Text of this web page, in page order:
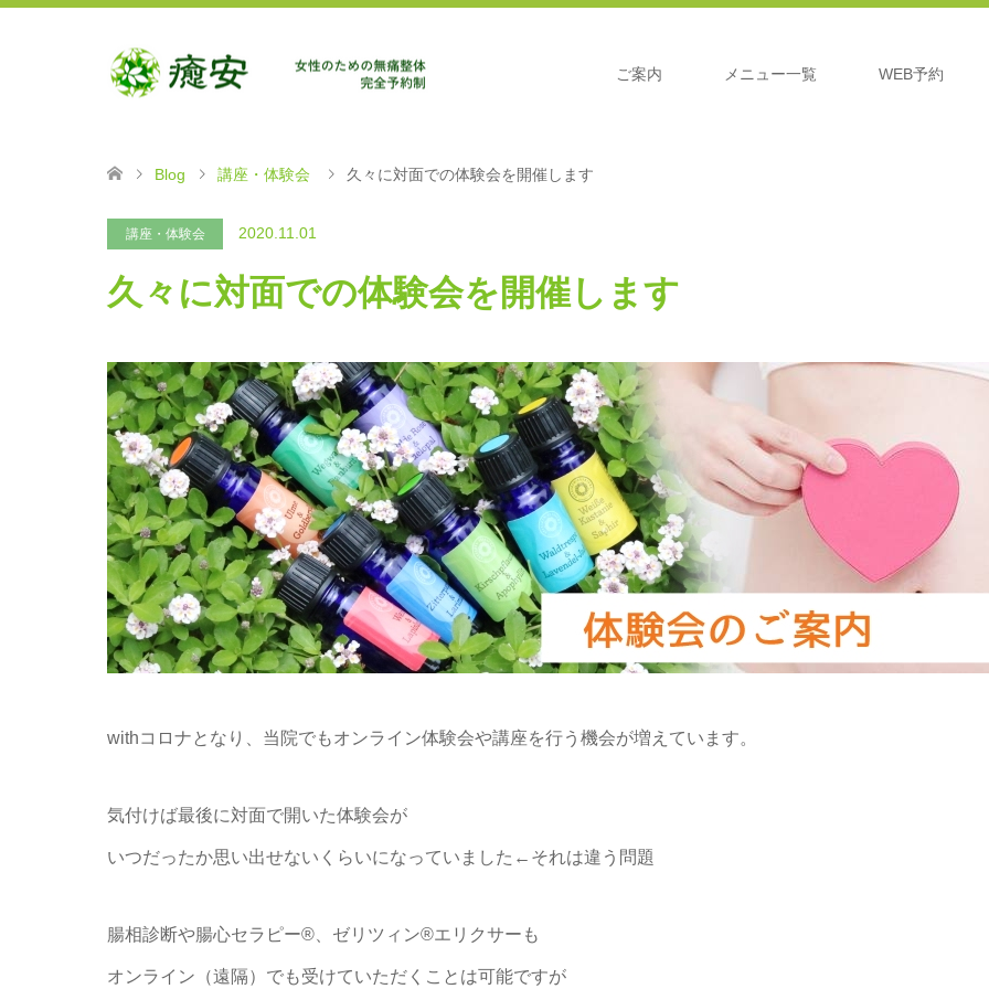
ご案内 メニュー一覧 WEB予約
Blog 講座・体験会 久々に対面での体験会を開催します
講座・体験会 2020.11.01
久々に対面での体験会を開催します
withコロナとなり、当院でもオンライン体験会や講座を行う機会が増えています。
気付けば最後に対面で開いた体験会が
いつだったか思い出せないくらいになっていました←それは違う問題
腸相診断や腸心セラピー®、ゼリツィン®エリクサーも
オンライン（遠隔）でも受けていただくことは可能ですが